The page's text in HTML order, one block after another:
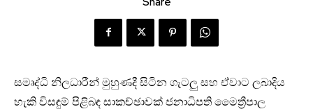
සමෘද්ධි නිලධාරීන් මුහුණදී සිටින ගැටලු සහ ඒවාට ලබාදිය
හැකි විසඳුම් පිළිබඳ සාකච්ඡාවක් ජනාධිපති මෛත්‍රීපාල